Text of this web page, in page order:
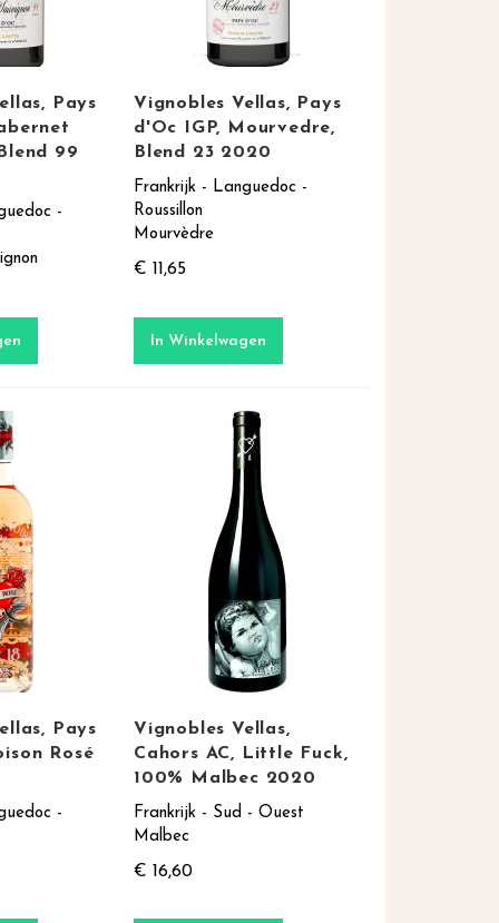
Pays
99
-
Vignobles Vellas, Pays
d'Oc IGP, Mourvedre,
Blend 23 2020
Frankrijk - Languedoc -
Roussillon
Mourvèdre
€ 11,65
In Winkelwagen
Pays
Rosé
-
Vignobles Vellas,
Cahors AC, Little Fuck,
100% Malbec 2020
Frankrijk - Sud - Ouest
Malbec
€ 16,60